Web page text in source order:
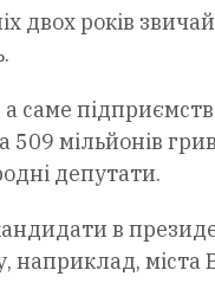
двох років
саме
509 мільйонів
депутати.
в
наприклад, міста